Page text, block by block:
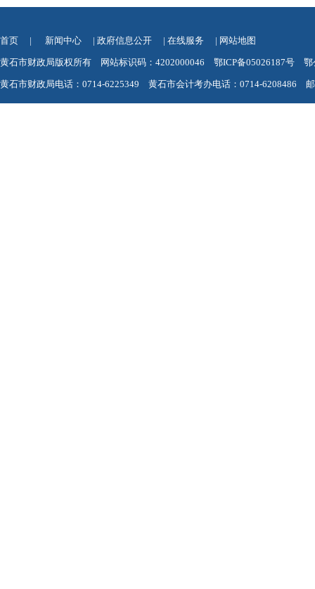
首页 | 新闻中心 | 政府信息公开 | 在线服务 | 网站地图
黄石市财政局版权所有 网站标识码：4202000046 鄂ICP备05026187号 鄂
黄石市财政局电话：0714-6225349 黄石市会计考办电话：0714-6208486